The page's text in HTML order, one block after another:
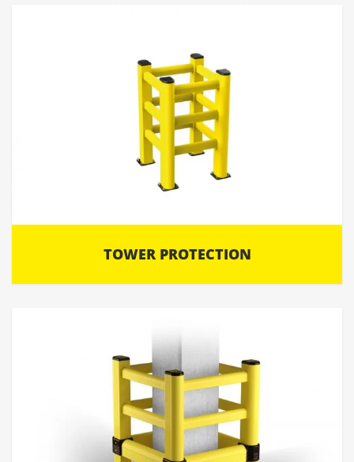
TOWER PROTECTION